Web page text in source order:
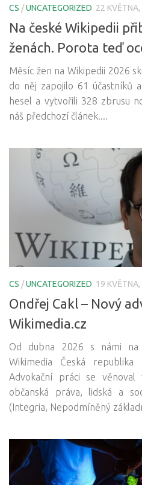
CS /UNCATEGORIZED 22
Na české Wikipedii
ženách. Porota teď
Měsíc žen na Wikipedii 2026
do něj zapojilo 61 účastníků
hesel a vytvořili 328 zbrusu
náš předchozí článek....
CS /UNCATEGORIZED 19
Ondřej Cakl – Nový
Wikimedia.cz
Od dubna 2026 s námi na
Wikimedia Česká republika
Advokační práci se věnoval
občanská práva, lidská a
(Integria, Nepodmíněný